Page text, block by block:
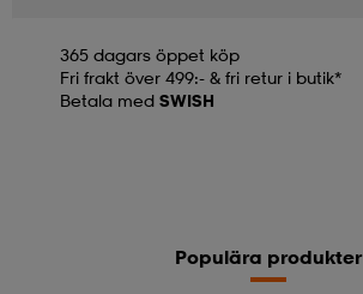
365 dagars öppet köp
Fri frakt över 499:- & fri retur i butik*
Betala med SWISH
Populära produkter